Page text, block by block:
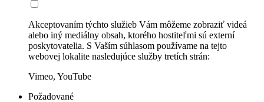
Akceptovaním týchto služieb Vám môžeme zobraziť videá
alebo iný mediálny obsah, ktorého hostiteľmi sú externí
poskytovatelia. S Vaším súhlasom používame na tejto
webovej lokalite nasledujúce služby tretích strán:
Vimeo, YouTube
Požadované